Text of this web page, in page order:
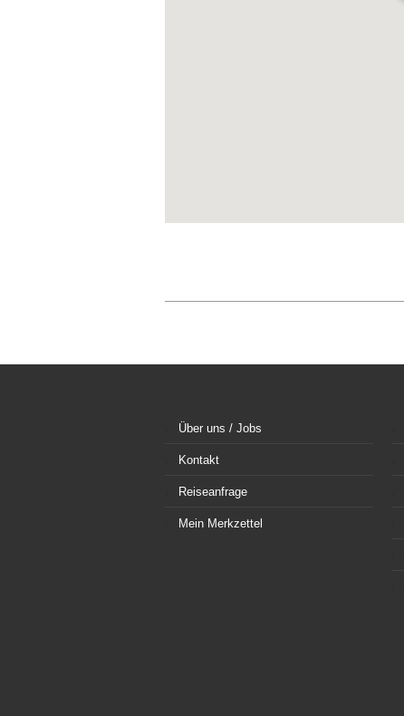
Über uns / Jobs
Kontakt
Reiseanfrage
Mein Merkzettel